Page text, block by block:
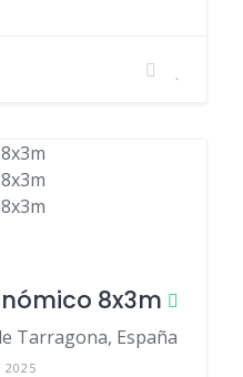
8x3m
Tarragona, España
2025